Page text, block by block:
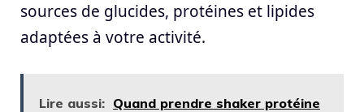
sources de glucides, protéines et lipides
adaptées à votre activité.
Lire aussi: Quand prendre shaker protéine